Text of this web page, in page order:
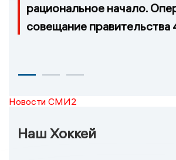
рациональное начало.
совещание правительства
Новости СМИ2
Наш Хоккей